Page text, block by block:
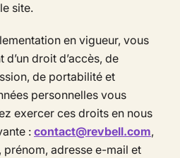
site.
en vigueur, vous
droit d’accès, de
de portabilité et
personnelles vous
exercer ces droits en nous
: contact@revbell.com,
adresse e-mail et